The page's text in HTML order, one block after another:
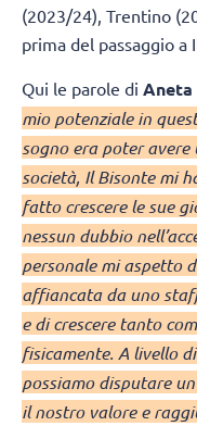
(2023/24), Trentino
prima del passaggio a
Qui le parole di Aneta
mio potenziale in
sogno era poter avere
società, Il Bisonte mi
fatto crescere le sue
nessun dubbio
personale mi aspetto
affiancata da uno
e di crescere tanto
fisicamente. A livello
possiamo disputare
il nostro valore e